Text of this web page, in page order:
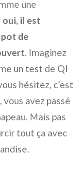
une
oui, il est
de
. Imaginez
un test de QI
hésitez, c’est
avez passé
Mais pas
tout ça avec